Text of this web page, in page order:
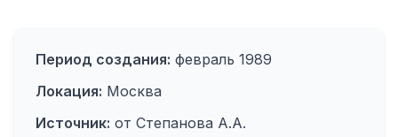
Период создания: февраль 1989
Локация: Москва
Источник: от Степанова А.А.